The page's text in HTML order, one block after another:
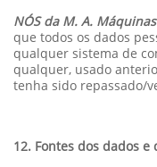
NÓS da M. A. Máquinas
que todos os dados
qualquer sistema de
qualquer, usado
tenha sido repassado/
12. Fontes dos dados